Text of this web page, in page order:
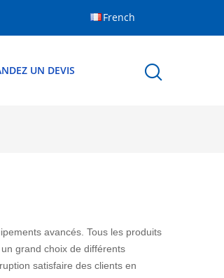
French
UN DEVIS
avancés. Tous les produits
grand choix de différents
satisfaire des clients en